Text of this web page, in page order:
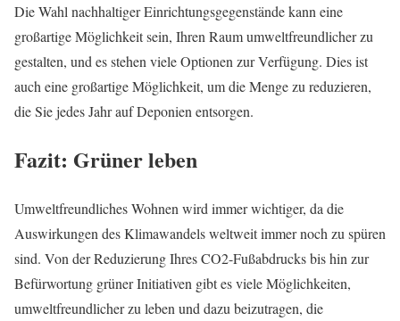
Die Wahl nachhaltiger Einrichtungsgegenstände kann eine
großartige Möglichkeit sein, Ihren Raum umweltfreundlicher zu
gestalten, und es stehen viele Optionen zur Verfügung. Dies ist
auch eine großartige Möglichkeit, um die Menge zu reduzieren,
die Sie jedes Jahr auf Deponien entsorgen.
Fazit: Grüner leben
Umweltfreundliches Wohnen wird immer wichtiger, da die
Auswirkungen des Klimawandels weltweit immer noch zu spüren
sind. Von der Reduzierung Ihres CO2-Fußabdrucks bis hin zur
Befürwortung grüner Initiativen gibt es viele Möglichkeiten,
umweltfreundlicher zu leben und dazu beizutragen, die